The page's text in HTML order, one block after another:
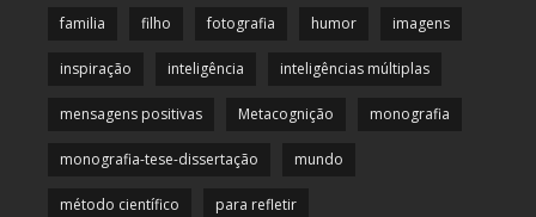
familia filho fotografia humor imagens
inspiração inteligência inteligências múltiplas
mensagens positivas Metacognição monografia
monografia-tese-dissertação mundo
método científico para refletir